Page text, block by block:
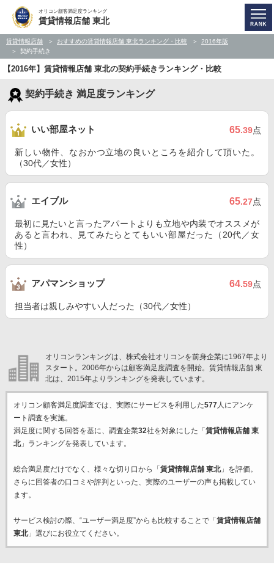
オリコン顧客満足度ランキング
賃貸情報店舗 東北
賃貸情報店舗 おすすめの賃貸情報店舗 東北ランキング・比較
2016年版
契約手続き
【2016年】賃貸情報店舗 東北の契約手続きランキング・比較
契約手続き 満足度ランキング
いい部屋ネット 65.39点
新しい物件、なおかつ立地の良いところを紹介して頂いた。
（30代／女性）
エイブル 65.27点
最初に見たいと言ったアパートよりも立地や内装でオススメが
あると言われ、見てみたらとてもいい部屋だった（20代／女
性）
アパマンショップ 64.59点
担当者は親しみやすい人だった（30代／女性）
オリコンランキングは、株式会社オリコンを前身企業に1967年より
スタート。2006年からは顧客満足度調査を開始。賃貸情報店舗 東
北は、2015年よりランキングを発表しています。
オリコン顧客満足度調査では、実際にサービスを利用した577人にアンケ
ート調査を実施。
満足度に関する回答を基に、調査企業32社を対象にした「 賃貸情報店舗 東
北」ランキングを発表しています。
総合満足度だけでなく、様々な切り口から「 賃貸情報店舗 東北」を評価。
さらに回答者の口コミや評判といった、実際のユーザーの声も掲載してい
ます。
サービス検討の際、“ユーザー満足度”からも比較することで「 賃貸情報店舗
東北」選びにお役立てください。